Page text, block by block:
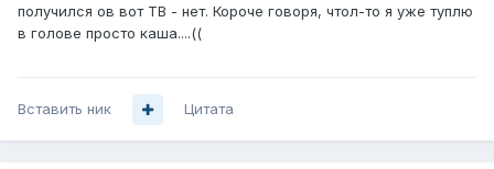
получился ов вот ТВ - нет. Короче говоря, чтол-то я уже туплю
в голове просто каша....((
Вставить ник Цитата